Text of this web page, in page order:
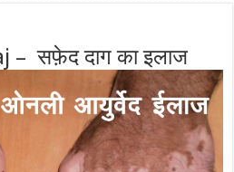
– सफ़ेद दाग का इलाज